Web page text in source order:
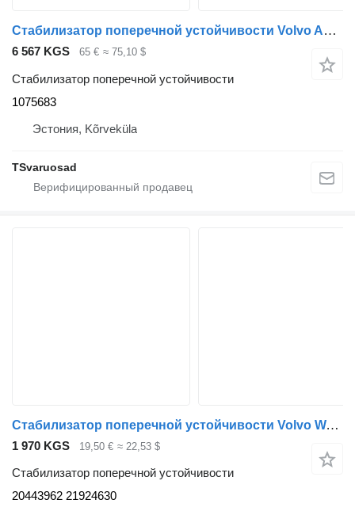
Стабилизатор поперечной устойчивости Volvo Anti-roll bar 1075683 для тягача Volvo FH12
6 567 KGS 65 € ≈ 75,10 $
Стабилизатор поперечной устойчивости
1075683
Эстония, Kõrveküla
TSvaruosad
Стабилизатор поперечной устойчивости Volvo Water valve 20443962 для тягача Volvo FH
1 970 KGS 19,50 € ≈ 22,53 $
Стабилизатор поперечной устойчивости
20443962 21924630